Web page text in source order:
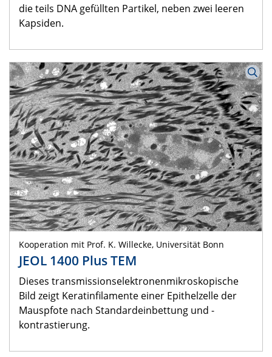
die teils DNA gefüllten Partikel, neben zwei leeren
Kapsiden.
Kooperation mit Prof. K. Willecke, Universität Bonn
JEOL 1400 Plus TEM
Dieses transmissionselektronenmikroskopische
Bild zeigt Keratinfilamente einer Epithelzelle der
Mauspfote nach Standardeinbettung und -
kontrastierung.